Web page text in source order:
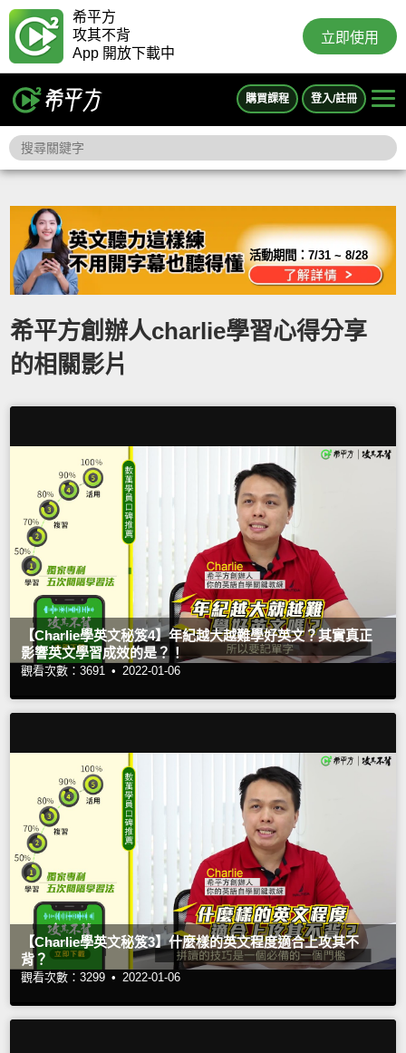
希平方
攻其不背
App 開放下載中
立即使用
購買課程 登入/註冊
活動期間：7/31 ~ 8/28
希平方創辦人charlie學習心得分享
的相關影片
【Charlie學英文秘笈4】年紀越大越難學好英文？其實真正
影響英文學習成效的是？！
觀看次數：3691 • 2022-01-06
【Charlie學英文秘笈3】什麼樣的英文程度適合上攻其不
背？
觀看次數：3299 • 2022-01-06